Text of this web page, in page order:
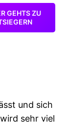
GEHTS ZU
und sich
sehr viel